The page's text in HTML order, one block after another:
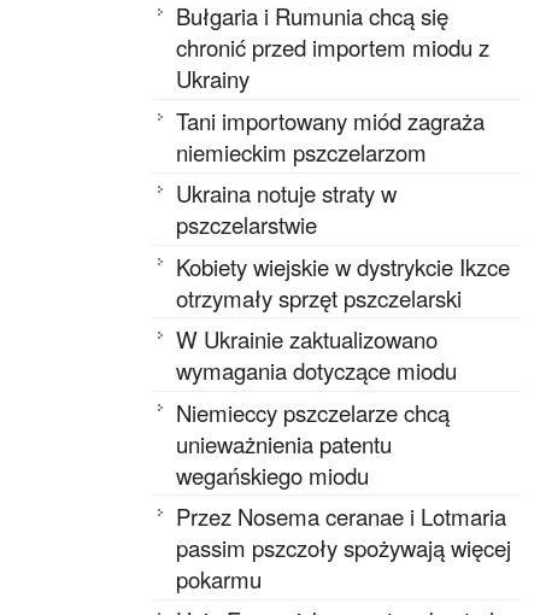
Bułgaria i Rumunia chcą się
chronić przed importem miodu z
Ukrainy
Tani importowany miód zagraża
niemieckim pszczelarzom
Ukraina notuje straty w
pszczelarstwie
Kobiety wiejskie w dystrykcie Ikzce
otrzymały sprzęt pszczelarski
W Ukrainie zaktualizowano
wymagania dotyczące miodu
Niemieccy pszczelarze chcą
unieważnienia patentu
wegańskiego miodu
Przez Nosema ceranae i Lotmaria
passim pszczoły spożywają więcej
pokarmu